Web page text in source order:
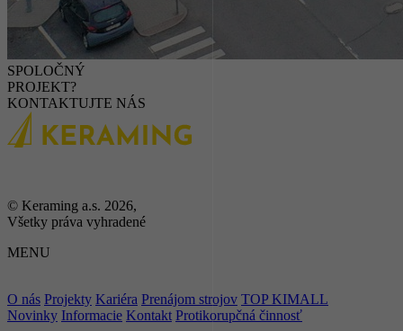
SPOLOČNÝ
PROJEKT?
KONTAKTUJTE NÁS
© Keraming a.s. 2026,
Všetky práva vyhradené
MENU
O nás Projekty Kariéra Prenájom strojov TOP KIMALL
Novinky Informacie Kontakt Protikorupčná činnosť